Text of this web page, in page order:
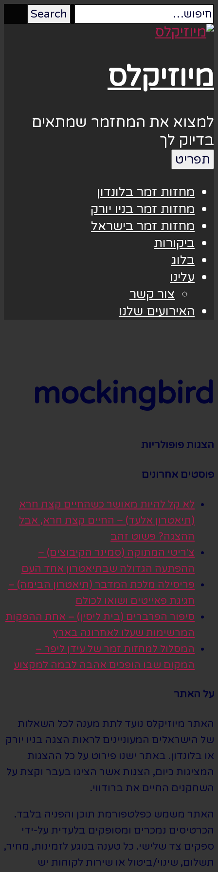
מיוזיקלס
למצוא את המחזמר שמתאים
בדיוק לך
תפריט
מחזות זמר בלונדון
מחזות זמר בניו יורק
מחזות זמר בישראל
ביקורות
בלוג
עלינו
צור קשר
האירועים שלנו
mockingbird
הצגות פופולריות
פוסטים אחרונים
לא קל להיות מאושר כשהחיים קצת חרא
(תיאטרון אלעד) – החיים קצת חרא, אבל
ההצגה? פשוט זהב
צ׳ריטי המתוקה (סמינר הקיבוצים) –
ההפתעה הגדולה שבתיאטרון אחד העם
פריסילה מלכת המדבר (תיאטרון הבימה) –
חגיגת פאייטים ושואו לכולם
סיפור הפרברים (בית ליסין) – אחת ההפקות
המרשימות שעלו לאחרונה בארץ
המסלול למחזות זמר של עידן ליפר –
המקום שבו הופכים אהבה לבמה למקצוע
על האתר
האתר מיוזיקלס נועד לתת מענה לכל השאלות
של הישראלים המעוניינים לראות הצגה בניו יורק
או בלונדון. באתר ישנו פירוט על כל ההצגות
המציגות כיום, הצגות אשר הציגו בעבר וקצת על
השחקנים החיים את ברודווי.
האתר משמש כפלטפורמת תוכן והפניה בלבד.
הכרטיסים נמכרים ומסופקים בלעדית על-ידי
ספקים צד שלישי. כל טענה בנוגע לזמינות, מחיר,
תשלום, שינוי/ביטול או שירות לקוחות יש